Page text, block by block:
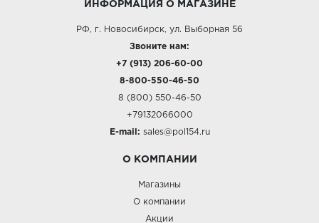
ИНФОРМАЦИЯ О МАГАЗИНЕ
РФ, г. Новосибирск, ул. Выборная 56
Звоните нам:
+7 (913) 206-60-00
8-800-550-46-50
8 (800) 550-46-50
+79132066000
E-mail: sales@pol154.ru
О КОМПАНИИ
Магазины
О компании
Акции